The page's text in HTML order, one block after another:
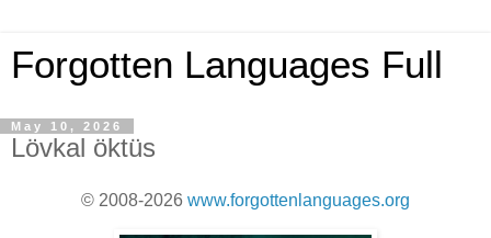
Forgotten Languages Full
May 10, 2026
Lövkal öktüs
© 2008-2026 www.forgottenlanguages.org